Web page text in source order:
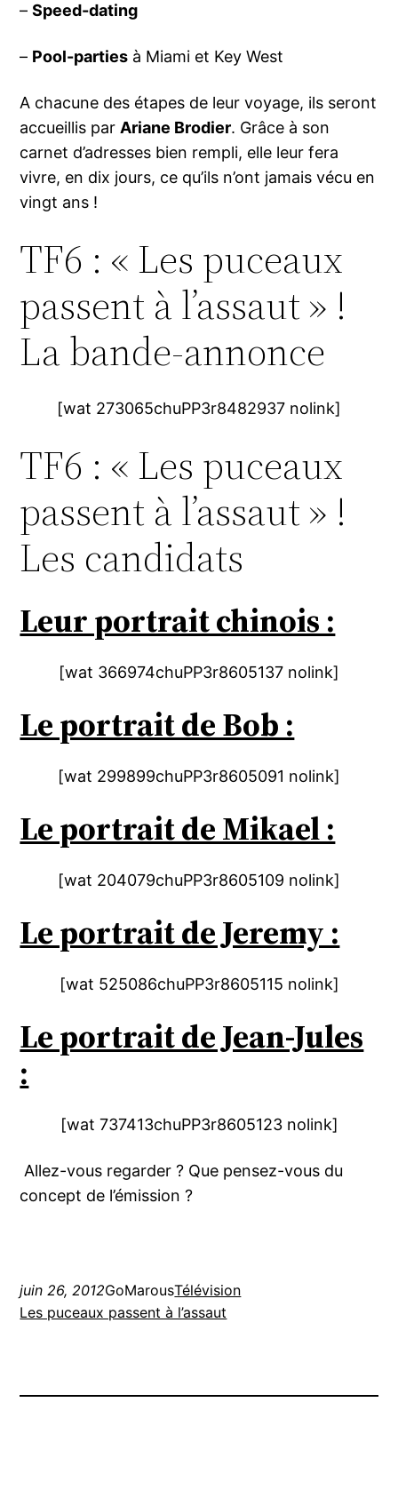
–Speed-dating
– Pool-parties à Miami et Key West
A chacune des étapes de leur voyage, ils seront
accueillis parAriane Brodier. Grâce à son
carnet d’adresses bien rempli, elle leur fera
vivre, en dix jours, ce qu’ils n’ont jamais vécu en
vingt ans !
TF6 : « Les puceaux
passent à l’assaut » !
La bande-annonce
[wat 273065chuPP3r8482937 nolink]
TF6 : « Les puceaux
passent à l’assaut » !
Les candidats
Leur portrait chinois :
[wat 366974chuPP3r8605137 nolink]
Le portrait de Bob :
[wat 299899chuPP3r8605091 nolink]
Le portrait de Mikael :
[wat 204079chuPP3r8605109 nolink]
Le portrait de Jeremy :
[wat 525086chuPP3r8605115 nolink]
Le portrait de Jean-Jules
:
[wat 737413chuPP3r8605123 nolink]
Allez-vous regarder ? Que pensez-vous du
concept de l’émission ?
juin 26, 2012GoMarousTélévision
Les puceaux passent à l’assaut